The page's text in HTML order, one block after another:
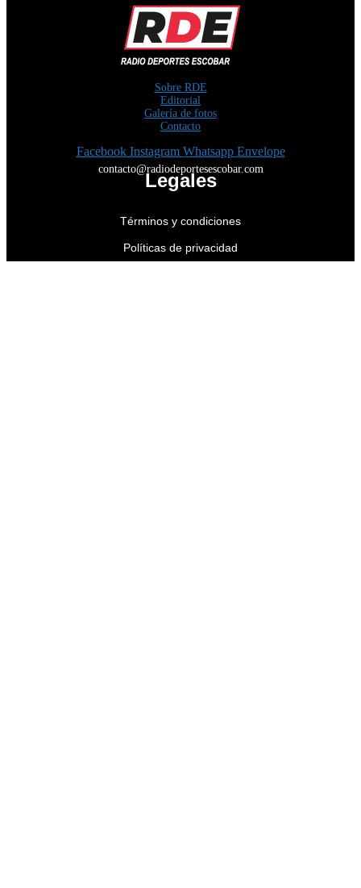
Sobre RDE
Editorial
Galería de fotos
Contacto
Facebook Instagram Whatsapp Envelope
contacto@radiodeportesescobar.com
Legales
Términos y condiciones
Políticas de privacidad